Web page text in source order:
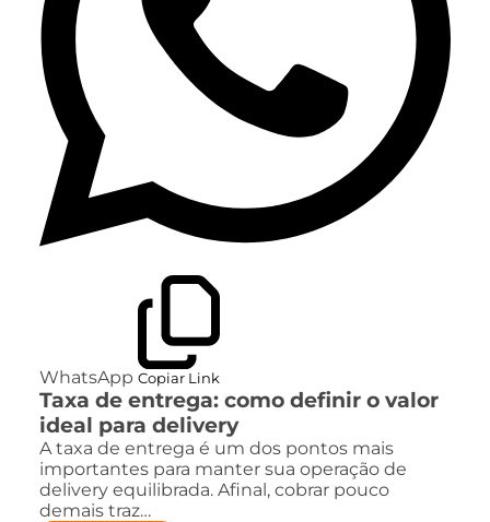
WhatsApp Copiar Link
Taxa de entrega: como definir o valor
ideal para delivery
A taxa de entrega é um dos pontos mais
importantes para manter sua operação de
delivery equilibrada. Afinal, cobrar pouco
demais traz…